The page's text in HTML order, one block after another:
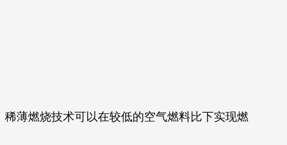
薄燃烧技术可以在较低的空气燃料比下实现燃